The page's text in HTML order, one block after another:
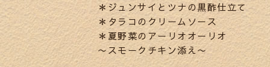
＊ジュンサイとツナの黒酢仕立て
＊タラコのクリームソース
＊夏野菜のアーリオオーリオ
〜スモークチキン添え〜